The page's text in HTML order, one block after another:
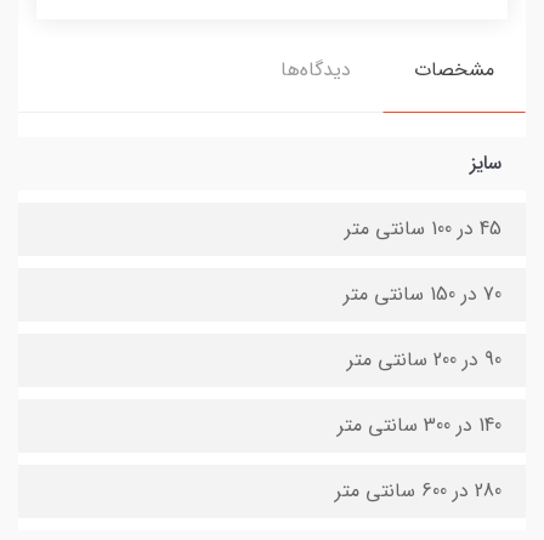
مشخصات دیدگاه‌ها
سایز
45 در 100 سانتی متر
70 در 150 سانتی متر
90 در 200 سانتی متر
140 در 300 سانتی متر
280 در 600 سانتی متر